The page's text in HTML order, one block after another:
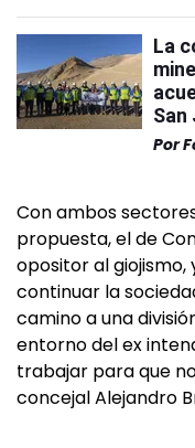
La
San
Por
Con ambos
propuesta, el de
opositor al
continuar la
camino a una
entorno del ex
trabajar para que
concejal Alejandro